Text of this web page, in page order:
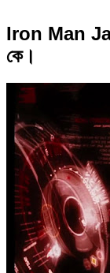
Iron Man
কে।